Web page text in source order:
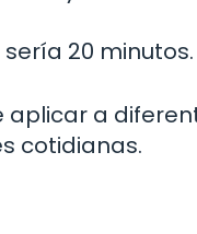
20 minutos.
aplicar a
cotidianas.